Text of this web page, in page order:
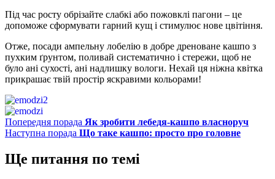
Під час росту обрізайте слабкі або пожовклі пагони – це
допоможе сформувати гарний кущ і стимулює нове цвітіння.
Отже, посади ампельну лобелію в добре дреноване кашпо з
пухким ґрунтом, поливай систематично і стережи, щоб не
було ані сухості, ані надлишку вологи. Нехай ця ніжна квітка
прикрашає твій простір яскравими кольорами!
Попередня порада Як зробити лебедя-кашпо власноруч
Наступна порада Що таке кашпо: просто про головне
Ще питання по темі